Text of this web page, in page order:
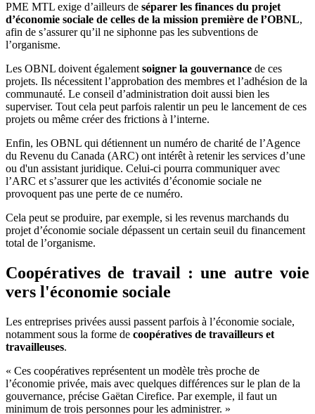
PME MTL exige d’ailleurs de séparer les finances du projet
d’économie sociale de celles de la mission première de l’OBNL,
afin de s’assurer qu’il ne siphonne pas les subventions de
l’organisme.
Les OBNL doivent égalementsoigner la gouvernance de ces
projets. Ils nécessitent l’approbation des membres et l’adhésion de la
communauté. Le conseil d’administration doit aussi bien les
superviser. Tout cela peut parfois ralentir un peu le lancement de ces
projets ou même créer des frictions à l’interne.
Enfin, les OBNL qui détiennent un numéro de charité de l’Agence
du Revenu du Canada (ARC) ont intérêt à retenir les services d’une
ou d'un assistant juridique. Celui-ci pourra communiquer avec
l’ARC et s’assurer que les activités d’économie sociale ne
provoquent pas une perte de ce numéro.
Cela peut se produire, par exemple, si les revenus marchands du
projet d’économie sociale dépassent un certain seuil du financement
total de l’organisme.
Coopératives de travail : une autre voie
vers l'économie sociale
Les entreprises privées aussi passent parfois à l’économie sociale,
notamment sous la forme de coopératives de travailleurs et
travailleuses.
« Ces coopératives représentent un modèle très proche de
l’économie privée, mais avec quelques différences sur le plan de la
gouvernance, précise Gaëtan Cirefice. Par exemple, il faut un
minimum de trois personnes pour les administrer. »